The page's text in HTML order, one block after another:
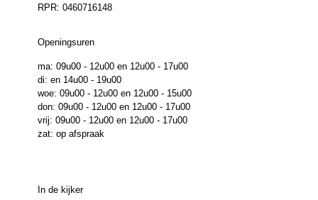
RPR: 0460716148
Openingsuren
ma: 09u00 - 12u00 en 12u00 - 17u00
di: en 14u00 - 19u00
woe: 09u00 - 12u00 en 12u00 - 15u00
don: 09u00 - 12u00 en 12u00 - 17u00
vrij: 09u00 - 12u00 en 12u00 - 17u00
zat: op afspraak
In de kijker